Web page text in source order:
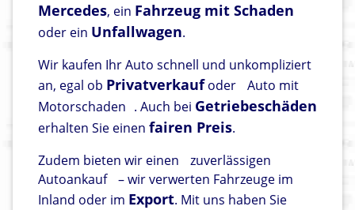
Mercedes, ein Fahrzeug mit Schaden
oder ein Unfallwagen.
Wir kaufen Ihr Auto schnell und unkompliziert
an, egal ob Privatverkaufoder
Auto mit
Motorschaden . Auch bei Getriebeschäden
erhalten Sie einen fairen Preis.
Zudem bieten wir einen
zuverlässigen
Autoankauf
– wir verwerten Fahrzeuge im
Inland oder im Export. Mit uns haben Sie